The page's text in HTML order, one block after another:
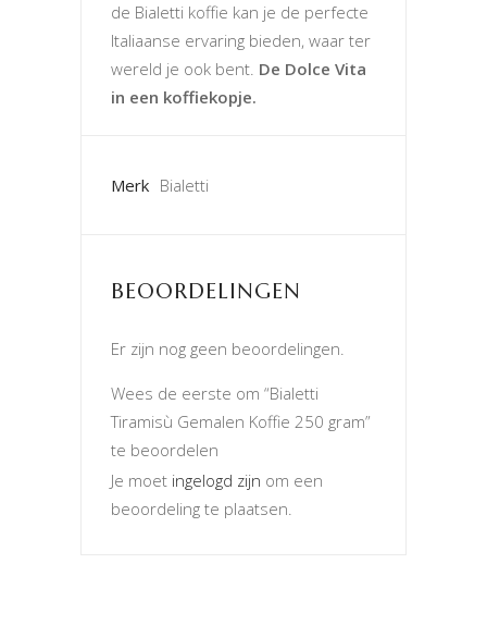
de Bialetti koffie kan je de perfecte
Italiaanse ervaring bieden, waar ter
wereld je ook bent. De Dolce Vita
in een koffiekopje.
Merk Bialetti
BEOORDELINGEN
Er zijn nog geen beoordelingen.
Wees de eerste om “Bialetti
Tiramisù Gemalen Koffie 250 gram”
te beoordelen
Je moet ingelogd zijn om een
beoordeling te plaatsen.